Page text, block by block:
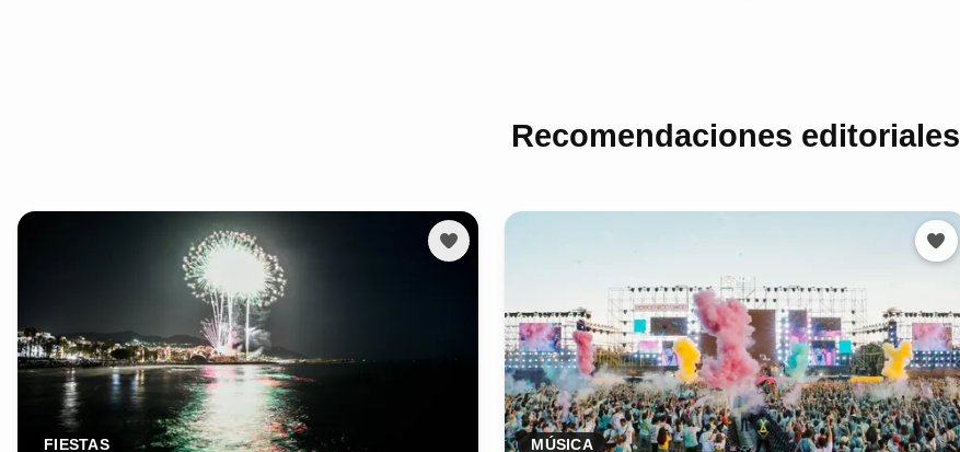
Recomendaciones editoriales
FIESTAS MÚSICA